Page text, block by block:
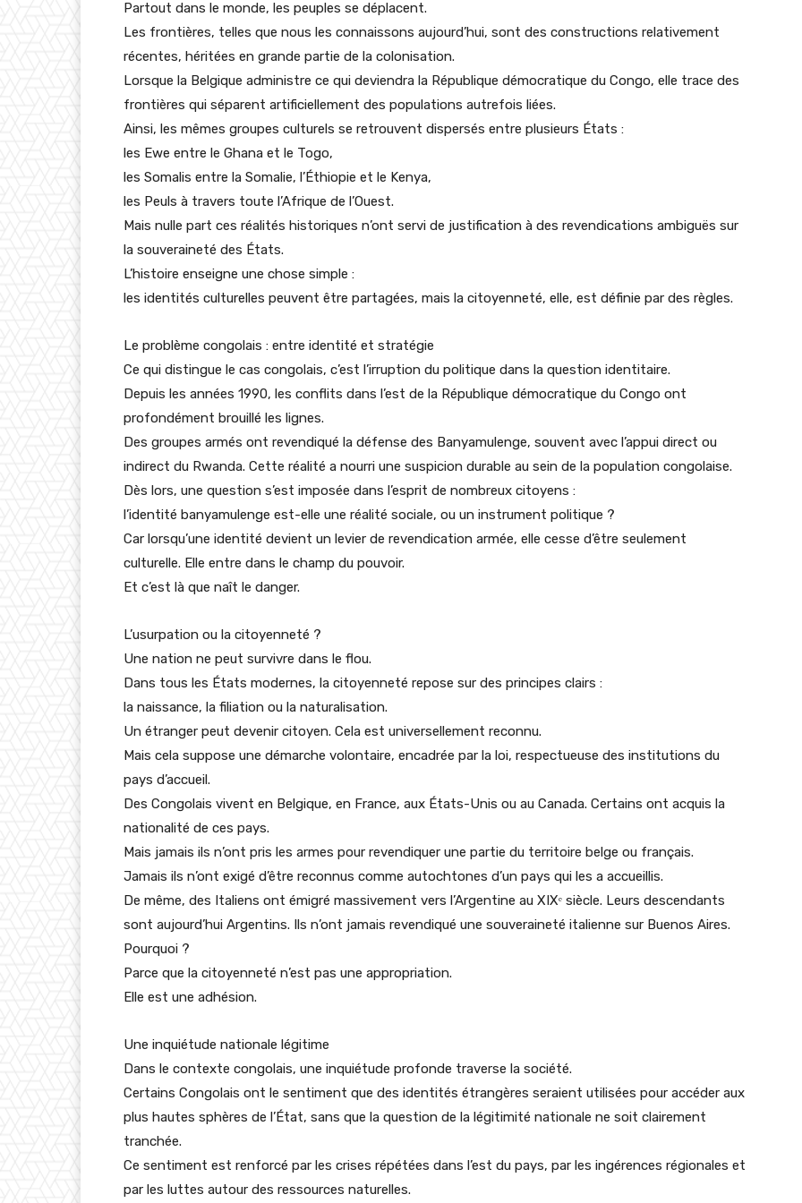
Partout dans le monde, les peuples se déplacent.
Les frontières, telles que nous les connaissons aujourd’hui, sont des constructions relativement
récentes, héritées en grande partie de la colonisation.
Lorsque la Belgique administre ce qui deviendra la République démocratique du Congo, elle trace des
frontières qui séparent artificiellement des populations autrefois liées.
Ainsi, les mêmes groupes culturels se retrouvent dispersés entre plusieurs États :
les Ewe entre le Ghana et le Togo,
les Somalis entre la Somalie, l’Éthiopie et le Kenya,
les Peuls à travers toute l’Afrique de l’Ouest.
Mais nulle part ces réalités historiques n’ont servi de justification à des revendications ambiguës sur
la souveraineté des États.
L’histoire enseigne une chose simple :
les identités culturelles peuvent être partagées, mais la citoyenneté, elle, est définie par des règles.
Le problème congolais : entre identité et stratégie
Ce qui distingue le cas congolais, c’est l’irruption du politique dans la question identitaire.
Depuis les années 1990, les conflits dans l’est de la République démocratique du Congo ont
profondément brouillé les lignes.
Des groupes armés ont revendiqué la défense des Banyamulenge, souvent avec l’appui direct ou
indirect du Rwanda. Cette réalité a nourri une suspicion durable au sein de la population congolaise.
Dès lors, une question s’est imposée dans l’esprit de nombreux citoyens :
l’identité banyamulenge est-elle une réalité sociale, ou un instrument politique ?
Car lorsqu’une identité devient un levier de revendication armée, elle cesse d’être seulement
culturelle. Elle entre dans le champ du pouvoir.
Et c’est là que naît le danger.
L’usurpation ou la citoyenneté ?
Une nation ne peut survivre dans le flou.
Dans tous les États modernes, la citoyenneté repose sur des principes clairs :
la naissance, la filiation ou la naturalisation.
Un étranger peut devenir citoyen. Cela est universellement reconnu.
Mais cela suppose une démarche volontaire, encadrée par la loi, respectueuse des institutions du
pays d’accueil.
Des Congolais vivent en Belgique, en France, aux États-Unis ou au Canada. Certains ont acquis la
nationalité de ces pays.
Mais jamais ils n’ont pris les armes pour revendiquer une partie du territoire belge ou français.
Jamais ils n’ont exigé d’être reconnus comme autochtones d’un pays qui les a accueillis.
De même, des Italiens ont émigré massivement vers l’Argentine au XIXᵉ siècle. Leurs descendants
sont aujourd’hui Argentins. Ils n’ont jamais revendiqué une souveraineté italienne sur Buenos Aires.
Pourquoi ?
Parce que la citoyenneté n’est pas une appropriation.
Elle est une adhésion.
Une inquiétude nationale légitime
Dans le contexte congolais, une inquiétude profonde traverse la société.
Certains Congolais ont le sentiment que des identités étrangères seraient utilisées pour accéder aux
plus hautes sphères de l’État, sans que la question de la légitimité nationale ne soit clairement
tranchée.
Ce sentiment est renforcé par les crises répétées dans l’est du pays, par les ingérences régionales et
par les luttes autour des ressources naturelles.